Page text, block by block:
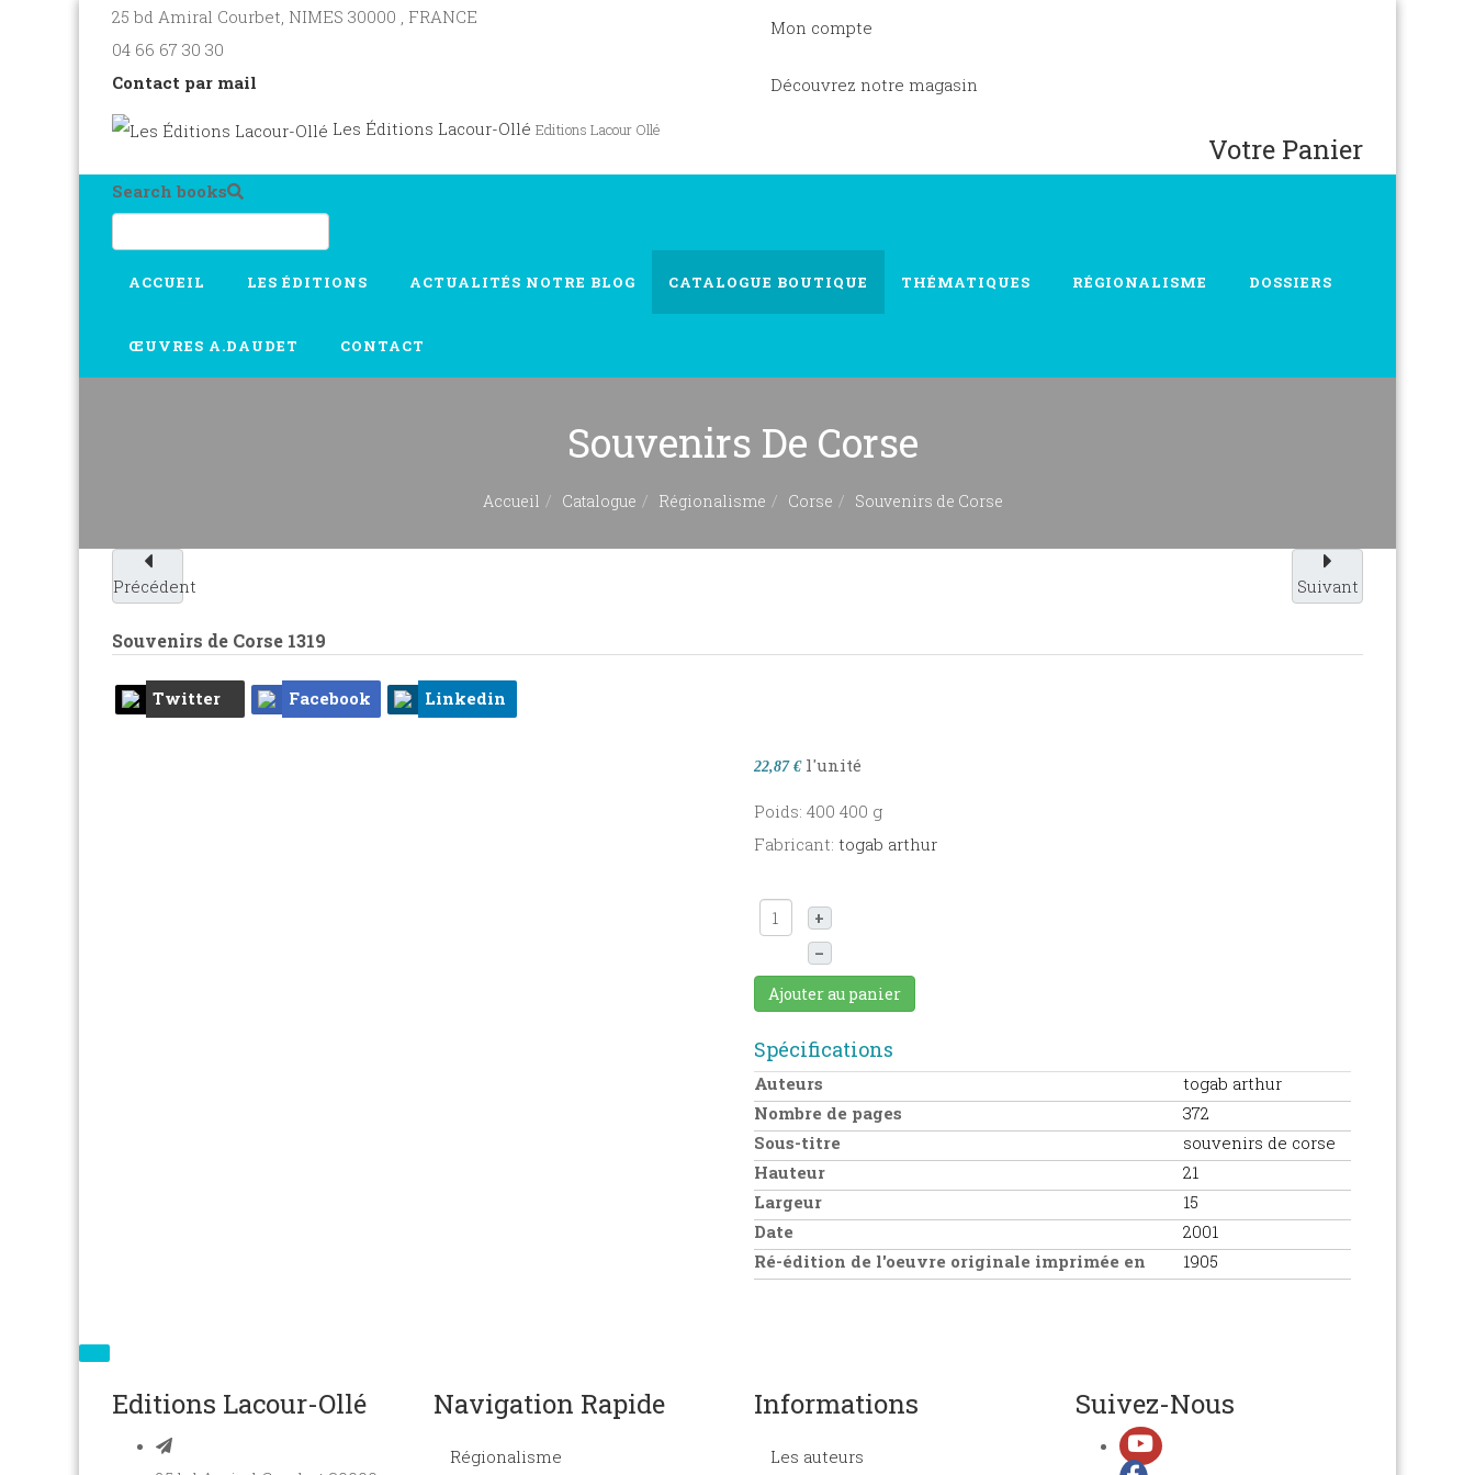
25 bd Amiral Courbet, NIMES 30000 , FRANCE
04 66 67 30 30
Contact par mail
Mon compte
Découvrez notre magasin
Les Éditions Lacour-Ollé Editions Lacour Ollé
Votre Panier
Search books
ACCUEIL LES ÉDITIONS ACTUALITÉS NOTRE BLOG CATALOGUE BOUTIQUE THÉMATIQUES RÉGIONALISME DOSSIERS
ŒUVRES A.DAUDET CONTACT
Souvenirs De Corse
Accueil Catalogue Régionalisme Corse Souvenirs de Corse
Précédent Suivant
Souvenirs de Corse 1319
Twitter Facebook Linkedin
22,87 € l'unité
Poids: 400 400 g
Fabricant: togab arthur
+
–
Ajouter au panier
Spécifications
Auteurs
togab arthur
Nombre de pages
372
Sous-titre
souvenirs de corse
Hauteur
21
Largeur
15
Date
2001
Ré-édition de l'oeuvre originale imprimée en
1905
Editions Lacour-Ollé Navigation Rapide
Régionalisme
Informations
Les auteurs
Suivez-Nous